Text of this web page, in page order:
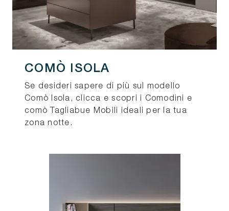
COMÒ ISOLA
Se desideri sapere di più sul modello
Comò Isola, clicca e scopri i Comodini e
comò Tagliabue Mobili ideali per la tua
zona notte.